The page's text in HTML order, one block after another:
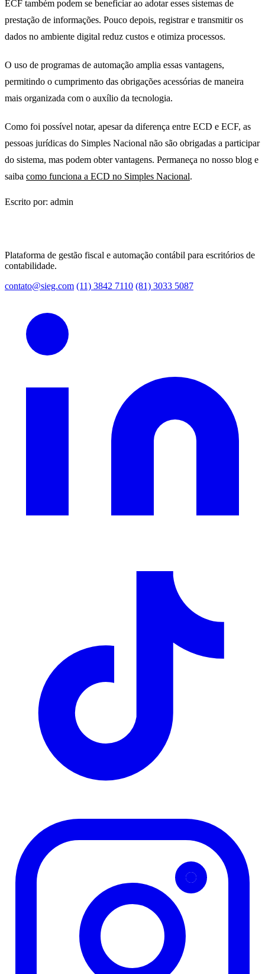
ECF também podem se beneficiar ao adotar esses sistemas de
prestação de informações. Pouco depois, registrar e transmitir os
dados no ambiente digital reduz custos e otimiza processos.
O uso de programas de automação amplia essas vantagens,
permitindo o cumprimento das obrigações acessórias de maneira
mais organizada com o auxílio da tecnologia.
Como foi possível notar, apesar da diferença entre ECD e ECF, as
pessoas jurídicas do Simples Nacional não são obrigadas a participar
do sistema, mas podem obter vantagens. Permaneça no nosso blog e
saiba como funciona a ECD no Simples Nacional.
Escrito por: admin
Plataforma de gestão fiscal e automação contábil para escritórios de
contabilidade.
contato@sieg.com (11) 3842 7110 (81) 3033 5087